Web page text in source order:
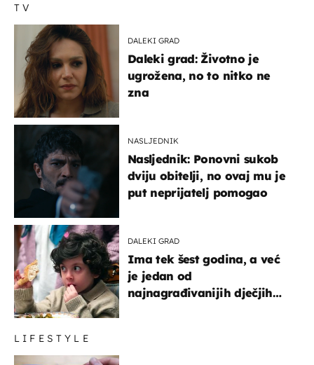
TV
DALEKI GRAD
Daleki grad: Životno je
ugrožena, no to nitko ne
zna
NASLJEDNIK
Nasljednik: Ponovni sukob
dviju obitelji, no ovaj mu je
put neprijatelj pomogao
DALEKI GRAD
Ima tek šest godina, a već
je jedan od
najnagrađivanijih dječjih
LIFESTYLE